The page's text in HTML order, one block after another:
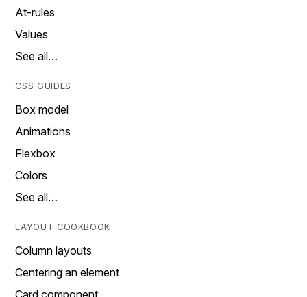
At-rules
Values
See all…
CSS GUIDES
Box model
Animations
Flexbox
Colors
See all…
LAYOUT COOKBOOK
Column layouts
Centering an element